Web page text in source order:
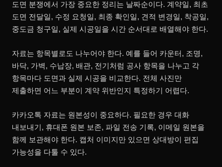
도면 분쟁에서 가장 중요한 정리는 날짜순이다. 계약일, 최초
도면 전달일, 수정 요청일, 최종 확인일, 견적 변경일, 착공일,
중도금 청구일, 실제 시공일을 시간 순서대로 배열해야 한다.
자료는 항목별로도 나누어야 한다. 예를 들어 카운터, 조명,
바닥, 가벽, 수납장, 배관, 전기처럼 공사 항목을 나누고 각
항목마다 도면과 실제 시공을 비교한다. 전체 사진만
제출하면 어느 부분이 계약 위반인지 특정하기 어렵다.
카카오톡 자료는 원본성이 중요하다. 필요한 경우 대화
내보내기, 휴대폰 원본 보존, 파일 전송 기록, 이메일 원본을
함께 보관해야 한다. 캡처 이미지만 있으면 상대방이 편집
가능성을 다툴 수 있다.